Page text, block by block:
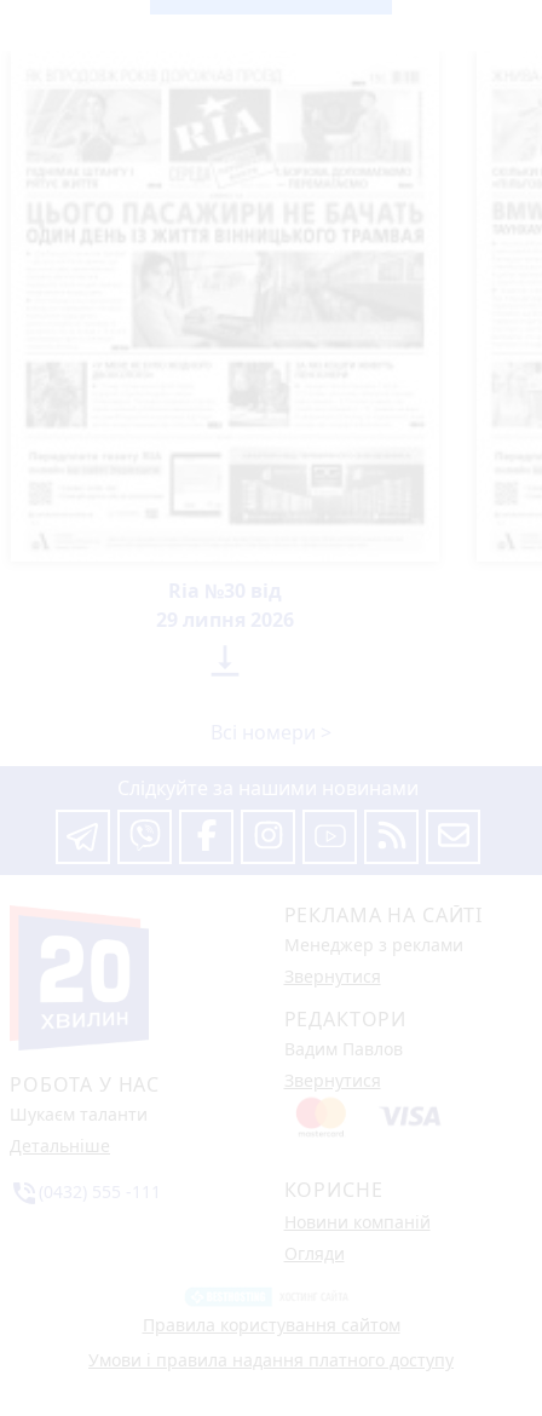
РОБОТА У НАС
Шукаєм таланти
Детальніше
РЕКЛАМА НА САЙТІ
Менеджер з реклами
Звернутися
РЕДАКТОРИ
Вадим Павлов
Звернутися
КОРИСНЕ
Новини компаній
Огляди
Правила користування сайтом
Умови і правила надання платного доступу